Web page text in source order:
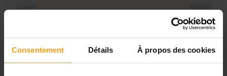
Consentement Détails À propos des cookies
Jeudi Disponible de 00:00 à 00:00
Vendredi Disponible de 00:00 à 00:00